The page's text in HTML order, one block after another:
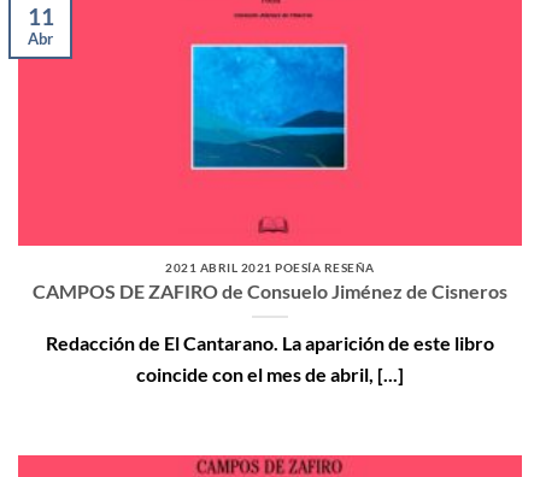
2021 ABRIL 2021 POESÍA RESEÑA
CAMPOS DE ZAFIRO de Consuelo Jiménez de Cisneros
Redacción de El Cantarano. La aparición de este libro
coincide con el mes de abril, [...]
11
Abr